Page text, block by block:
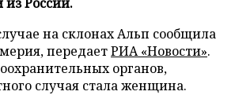
на склонах Альп сообщила
передаетРИА «Новости».
органов,
случая стала женщина.